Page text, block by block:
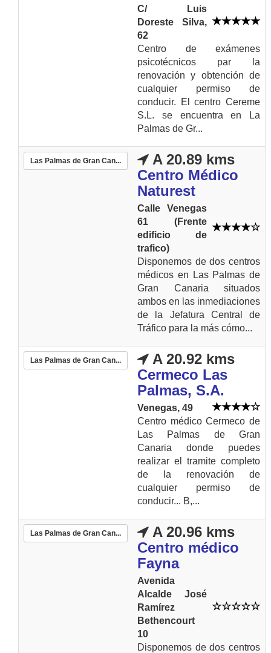
C/ Luis
Doreste Silva,
62
Centro de exámenes
psicotécnicos par la
renovación y obtención de
cualquier permiso de
conducir. El centro Cereme
S.L. se encuentra en La
Palmas de Gr...
Las Palmas de Gran Can...
A 20.89 kms
Centro Médico
Naturest
Calle Venegas
61 (Frente
edificio de
trafico)
Disponemos de dos centros
médicos en Las Palmas de
Gran Canaria situados
ambos en las inmediaciones
de la Jefatura Central de
Tráfico para la más cómo...
Las Palmas de Gran Can...
A 20.92 kms
Cermeco Las
Palmas, S.A.
Venegas, 49
Centro médico Cermeco de
Las Palmas de Gran
Canaria donde puedes
realizar el tramite completo
de la renovación de
cualquier permiso de
conducir... B,...
Las Palmas de Gran Can...
A 20.96 kms
Centro médico
Fayna
Avenida
Alcalde José
Ramírez
Bethencourt
10
Disponemos de dos centros